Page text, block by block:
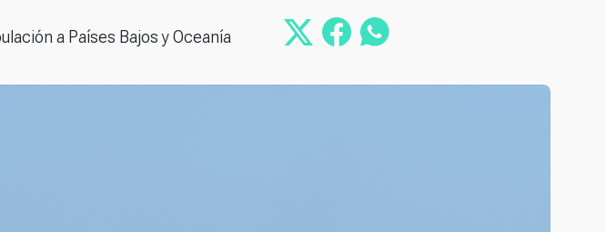
a Países Bajos y Oceanía